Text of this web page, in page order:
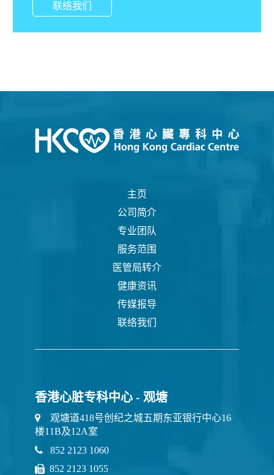
联络我们
主页
公司简介
专业团队
服务范围
医管局转介
健康资讯
传媒报导
联络我们
香港心脏专科中心 - 观塘
观塘道418号创纪之城五期东亚银行中心16
楼11B及12A室
852 2123 1060
852 2123 1055